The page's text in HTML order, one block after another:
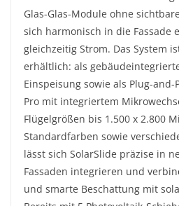
Glas-Glas-Module ohne
sich harmonisch in die Fassade
gleichzeitig Strom. Das System
erhältlich: als
Einspeisung sowie als Plug-and-
Pro mit integriertem
Flügelgrößen bis 1.500 x 2.800
Standardfarben sowie
lässt sich SolarSlide präzise in
Fassaden integrieren und
und smarte Beschattung mit